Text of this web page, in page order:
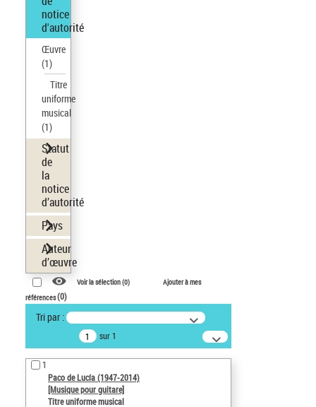
notice
d'autorité
Œuvre
(1)
Titre
uniforme
musical
(1)
Statut
de
la
notice
d’autorité
Pays
Auteur
d’œuvre
Voir la sélection (0)
Ajouter à mes
références(0)
Tri par :
sur 1
1
Paco de Lucía (1947-2014)
[Musique pour guitare]
Titre uniforme musical